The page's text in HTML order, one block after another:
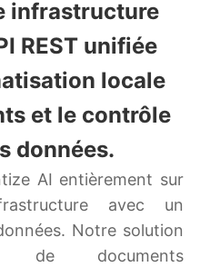
infrastructure
REST unifiée
locale
et le contrôle
données.
AI entièrement sur
avec un
Notre solution
de documents